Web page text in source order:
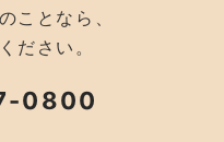
ことなら、
ださい。
0800